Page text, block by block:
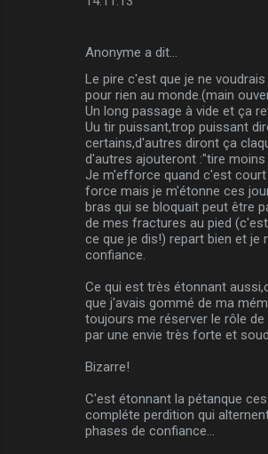
Anonyme a dit…
Le pire c'est que je ne
pour rien au monde.(main
Un long passage à vide et ça
Uu tir puissant,trop puissant
certains,d'autres diront ça
d'autres ajouteront :"tire
Je m'efforce quand c'est court
force mais je m'étonne ces
bras qui se bloquait peut être
de mes fractures au pied
ce que je dis!) repart bien et je
confiance.
Ce qui est très étonnant
que j'avais gommé de ma
toujours me réserver le rôle
par une envie très forte et
Bizarre!
C'est étonnant la pétanque
compléte perdition qui
phases de confiance...